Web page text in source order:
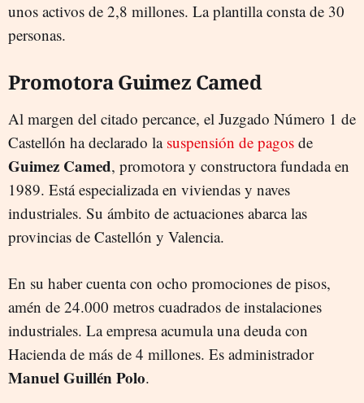
unos activos de 2,8 millones. La plantilla consta de 30
personas.
Promotora Guimez Camed
Al margen del citado percance, el Juzgado Número 1 de
Castellón ha declarado la suspensión de pagos de
Guimez Camed, promotora y constructora fundada en
1989. Está especializada en viviendas y naves
industriales. Su ámbito de actuaciones abarca las
provincias de Castellón y Valencia.
En su haber cuenta con ocho promociones de pisos,
amén de 24.000 metros cuadrados de instalaciones
industriales. La empresa acumula una deuda con
Hacienda de más de 4 millones. Es administrador
Manuel Guillén Polo.